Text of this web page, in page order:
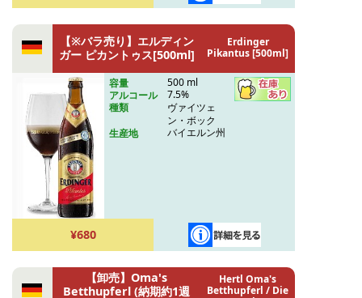
【※バラ売り】エルディン
ガー ピカントゥス[500ml]
Erdinger
Pikantus [500ml]
容量
500 ml
アルコール
7.5%
種類
ヴァイツェ
ン・ボック
生産地
バイエルン州
¥680
【卸売】Oma's
Betthupferl (納期約1週
Hertl Oma's
Betthupferl / Die